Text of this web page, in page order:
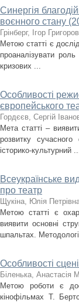
Синергія
воєнного стану
Грінберг, Ігор
Метою статті є
проаналізувати
кризових ...
Особливості
європейського
Гордєєв, Сергій
Мета статті –
розвитку
історико-культурний
Всеукраїнське
про театр
Щукіна, Юлія
Метою статті є
виявити основні
шпальтах.
Особливості
Біленька, Анастасія
Метою роботи є
кінофільмах Т.